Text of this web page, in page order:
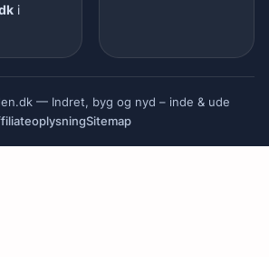
i
— Indret, byg og nyd – inde & ude
Sitemap